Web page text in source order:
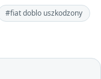
#fiat doblo uszkodzony